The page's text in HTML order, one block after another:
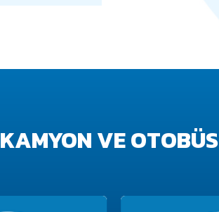
KAMYON VE OTOBÜS